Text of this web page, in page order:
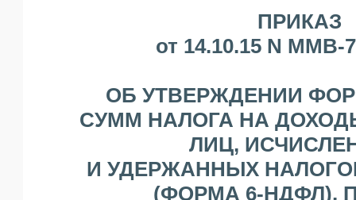
ПРИКАЗ
от 14.10.15 N ММВ-
ОБ УТВЕРЖДЕНИИ
СУММ НАЛОГА НА
ЛИЦ,
И УДЕРЖАННЫХ
(ФОРМА 6-НДФЛ),